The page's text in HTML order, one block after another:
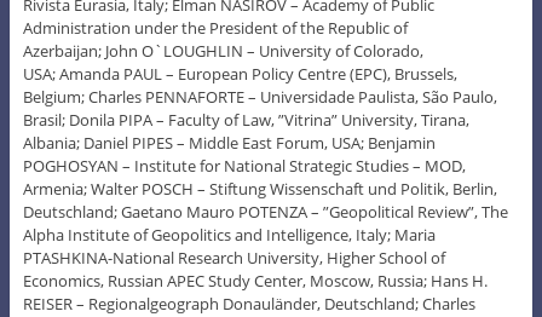
Rivista Eurasia, Italy; Elman NASIROV – Academy of Public
Administration under the President of the Republic of
Azerbaijan; John O`LOUGHLIN – University of Colorado,
USA; Amanda PAUL – European Policy Centre (EPC), Brussels,
Belgium; Charles PENNAFORTE – Universidade Paulista, São Paulo,
Brasil; Donila PIPA – Faculty of Law, ”Vitrina” University, Tirana,
Albania; Daniel PIPES – Middle East Forum, USA; Benjamin
POGHOSYAN – Institute for National Strategic Studies – MOD,
Armenia; Walter POSCH – Stiftung Wissenschaft und Politik, Berlin,
Deutschland; Gaetano Mauro POTENZA – ”Geopolitical Review”, The
Alpha Institute of Geopolitics and Intelligence, Italy; Maria
PTASHKINA-National Research University, Higher School of
Economics, Russian APEC Study Center, Moscow, Russia; Hans H.
REISER – Regionalgeograph Donauländer, Deutschland; Charles